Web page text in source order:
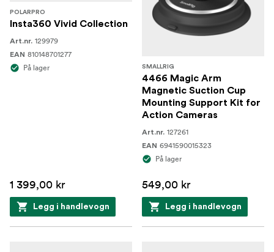
POLARPRO
Insta360 Vivid Collection
Art.nr. 129979
EAN 810148701277
På lager
1 399,00 kr
Legg i handlevogn
SMALLRIG
4466 Magic Arm
Magnetic Suction Cup
Mounting Support Kit for
Action Cameras
Art.nr. 127261
EAN 6941590015323
På lager
549,00 kr
Legg i handlevogn